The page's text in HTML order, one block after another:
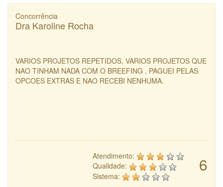
Concorrência
Dra Karoline Rocha
VARIOS PROJETOS REPETIDOS, VARIOS PROJETOS QUE
NAO TINHAM NADA COM O BREEFING , PAGUEI PELAS
OPCOES EXTRAS E NAO RECEBI NENHUMA.
6
Atendimento:
Qualidade:
Sistema: